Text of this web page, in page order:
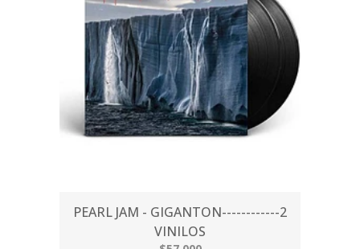
PEARL JAM - GIGANTON------------2
VINILOS